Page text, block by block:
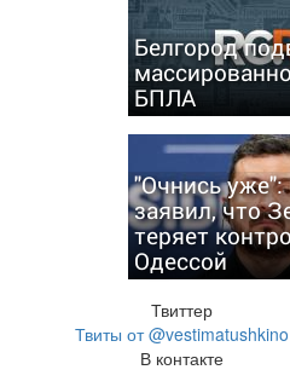
Белгород
БПЛА
"Очнись уже":
заявил, что
теряет
Одессой
Твиттер
Твиты от @vestimatushkino
В контакте